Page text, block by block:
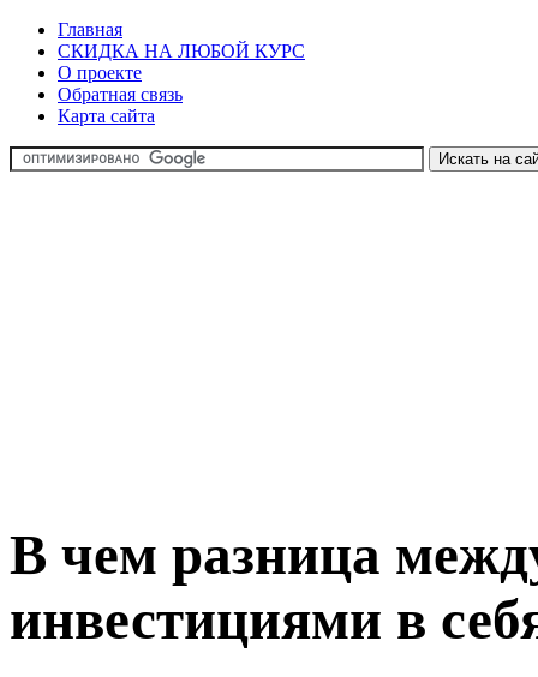
Главная
СКИДКА НА ЛЮБОЙ КУРС
О проекте
Обратная связь
Карта сайта
В чем разница
инвестициями в